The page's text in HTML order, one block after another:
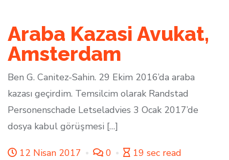
Araba Kazasi Avukat,
Amsterdam
Ben G. Canitez-Sahin. 29 Ekim 2016’da araba
kazası geçirdim. Temsilcim olarak Randstad
Personenschade Letseladvies 3 Ocak 2017’de
dosya kabul görüşmesi […]
12 Nisan 2017 0 19 sec read